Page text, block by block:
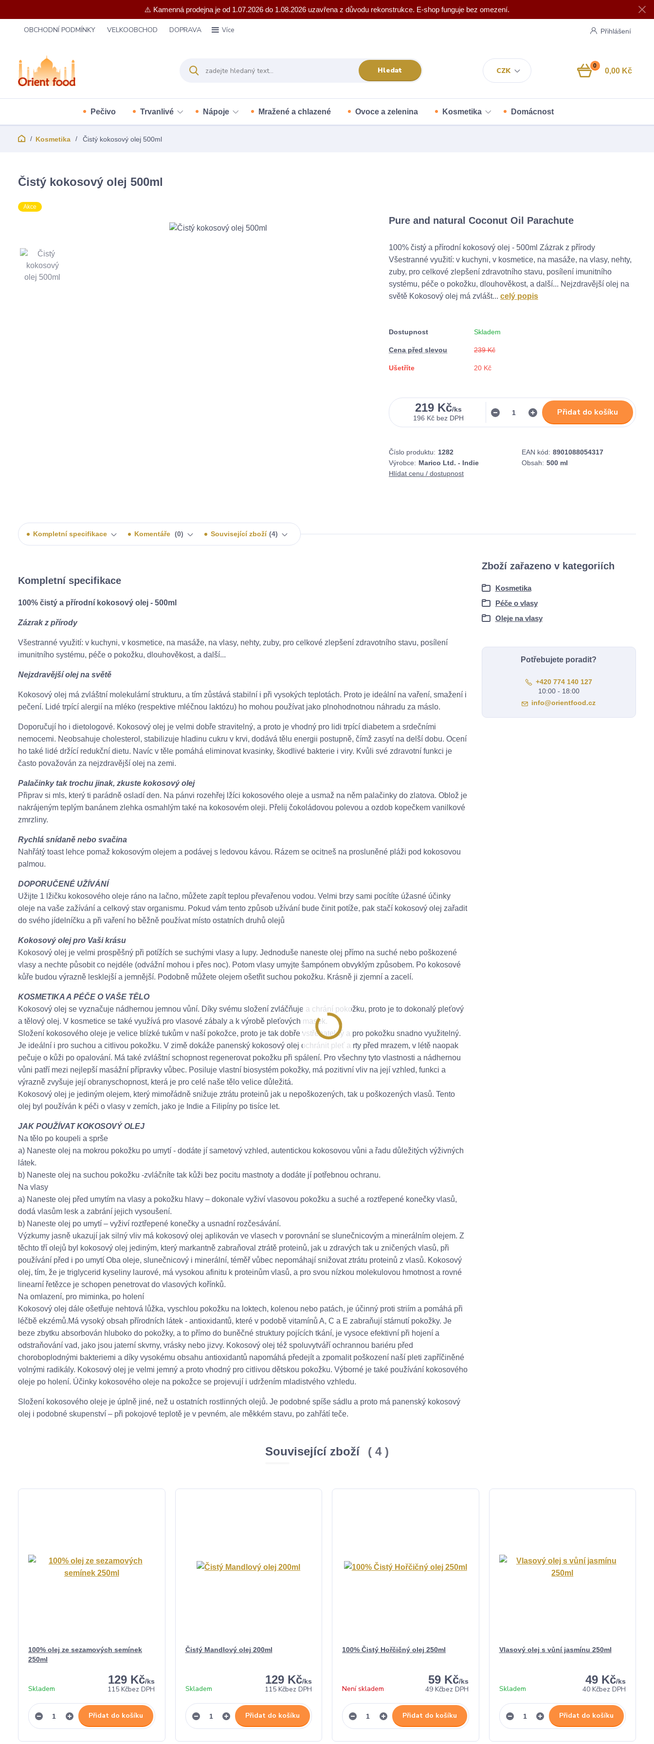
⚠️ Kamenná prodejna je od 1.07.2026 do 1.08.2026 uzavřena z důvodu rekonstrukce. E-shop funguje bez omezení.
OBCHODNÍ PODMÍNKY VELKOOBCHOD DOPRAVA Více
CZK
Přihlášení
Hledat 0
0,00 Kč
Pečivo Trvanlivé Nápoje Mražené a chlazené Ovoce a zelenina Kosmetika Domácnost
Kosmetika Čistý kokosový olej 500ml
Čistý kokosový olej 500ml
Akce
Pure and natural Coconut Oil Parachute
100% čistý a přírodní kokosový olej - 500ml Zázrak z přírody
Všestranné využití: v kuchyni, v kosmetice, na masáže, na vlasy, nehty,
zuby, pro celkové zlepšení zdravotního stavu, posílení imunitního
systému, péče o pokožku, dlouhověkost, a další... Nejzdravější olej na
světě Kokosový olej má zvlášt... celý popis
Dostupnost Skladem
Cena před slevou 239 Kč
Ušetříte 20 Kč
219 Kč/ks
196 Kč bez DPH
Přidat do košíku
Číslo produktu: 1282 EAN kód: 8901088054317
Výrobce: Marico Ltd. - Indie Obsah: 500 ml
Hlídat cenu / dostupnost
Kompletní specifikace Komentáře 0 Související zboží 4
Kompletní specifikace
100% čistý a přírodní kokosový olej - 500ml
Zázrak z přírody
Všestranné využití: v kuchyni, v kosmetice, na masáže, na vlasy, nehty, zuby, pro celkové zlepšení zdravotního stavu, posílení
imunitního systému, péče o pokožku, dlouhověkost, a další...
Nejzdravější olej na světě
Kokosový olej má zvláštní molekulární strukturu, a tím zůstává stabilní i při vysokých teplotách. Proto je ideální na vaření, smažení i
pečení. Lidé trpící alergií na mléko (respektive mléčnou laktózu) ho mohou používat jako plnohodnotnou náhradu za máslo.
Doporučují ho i dietologové. Kokosový olej je velmi dobře stravitelný, a proto je vhodný pro lidi trpící diabetem a srdečními
nemocemi. Neobsahuje cholesterol, stabilizuje hladinu cukru v krvi, dodává tělu energii postupně, čímž zasytí na delší dobu. Ocení
ho také lidé držící redukční dietu. Navíc v těle pomáhá eliminovat kvasinky, škodlivé bakterie i viry. Kvůli své zdravotní funkci je
často považován za nejzdravější olej na zemi.
Palačinky tak trochu jinak, zkuste kokosový olej
Připrav si mls, který ti parádně osladí den. Na pánvi rozehřej lžíci kokosového oleje a usmaž na něm palačinky do zlatova. Oblož je
nakrájeným teplým banánem zlehka osmahlým také na kokosovém oleji. Přelij čokoládovou polevou a ozdob kopečkem vanilkové
zmrzliny.
Rychlá snídaně nebo svačina
Nahřátý toast lehce pomaž kokosovým olejem a podávej s ledovou kávou. Rázem se ocitneš na prosluněné pláži pod kokosovou
palmou.
DOPORUČENÉ UŽÍVÁNÍ
Užijte 1 lžičku kokosového oleje ráno na lačno, můžete zapít teplou převařenou vodou. Velmi brzy sami pocítíte úžasné účinky
oleje na vaše zažívání a celkový stav organismu. Pokud vám tento způsob užívání bude činit potíže, pak stačí kokosový olej zařadit
do svého jídelníčku a při vaření ho běžně používat místo ostatních druhů olejů
Kokosový olej pro Vaši krásu
Kokosový olej je velmi prospěšný při potížích se suchými vlasy a lupy. Jednoduše naneste olej přímo na suché nebo poškozené
vlasy a nechte působit co nejdéle (odvážní mohou i přes noc). Potom vlasy umyjte šampónem obvyklým způsobem. Po kokosové
kůře budou výrazně lesklejší a jemnější. Podobně můžete olejem ošetřit suchou pokožku. Krásně ji zjemní a zacelí.
KOSMETIKA A PÉČE O VAŠE TĚLO
Kokosový olej se vyznačuje nádhernou jemnou vůní. Díky svému složení zvláčňuje a chrání pokožku, proto je to dokonalý pleťový
a tělový olej. V kosmetice se také využívá pro vlasové zábaly a k výrobě pleťových masek.
Složení kokosového oleje je velice blízké tukům v naší pokožce, proto je tak dobře vstřebatelný a pro pokožku snadno využitelný.
Je ideální i pro suchou a citlivou pokožku. V zimě dokáže panenský kokosový olej ochránit pleť a rty před mrazem, v létě naopak
pečuje o kůži po opalování. Má také zvláštní schopnost regenerovat pokožku při spálení. Pro všechny tyto vlastnosti a nádhernou
vůni patří mezi nejlepší masážní přípravky vůbec. Posiluje vlastní biosystém pokožky, má pozitivní vliv na její vzhled, funkci a
výrazně zvyšuje její obranyschopnost, která je pro celé naše tělo velice důležitá.
Kokosový olej je jediným olejem, který mimořádně snižuje ztrátu proteinů jak u nepoškozených, tak u poškozených vlasů. Tento
olej byl používán k péči o vlasy v zemích, jako je Indie a Filipíny po tisíce let.
JAK POUŽÍVAT KOKOSOVÝ OLEJ
Na tělo po koupeli a sprše
a) Naneste olej na mokrou pokožku po umytí - dodáte jí sametový vzhled, autentickou kokosovou vůni a řadu důležitých výživných
látek.
b) Naneste olej na suchou pokožku -zvláčníte tak kůži bez pocitu mastnoty a dodáte jí potřebnou ochranu.
Na vlasy
a) Naneste olej před umytím na vlasy a pokožku hlavy – dokonale vyživí vlasovou pokožku a suché a roztřepené konečky vlasů,
dodá vlasům lesk a zabrání jejich vysoušení.
b) Naneste olej po umytí – vyživí roztřepené konečky a usnadní rozčesávání.
Výzkumy jasně ukazují jak silný vliv má kokosový olej aplikován ve vlasech v porovnání se slunečnicovým a minerálním olejem. Z
těchto tří olejů byl kokosový olej jediným, který markantně zabraňoval ztrátě proteinů, jak u zdravých tak u zničených vlasů, při
používání před i po umytí Oba oleje, slunečnicový i minerální, téměř vůbec nepomáhají snižovat ztrátu proteinů z vlasů. Kokosový
olej, tím, že je triglycerid kyseliny laurové, má vysokou afinitu k proteinům vlasů, a pro svou nízkou molekulovou hmotnost a rovné
linearní řetězce je schopen penetrovat do vlasových kořínků.
Na omlazení, pro miminka, po holení
Kokosový olej dále ošetřuje nehtová lůžka, vyschlou pokožku na loktech, kolenou nebo patách, je účinný proti striím a pomáhá při
léčbě ekzémů.Má vysoký obsah přírodních látek - antioxidantů, které v podobě vitamínů A, C a E zabraňují stárnutí pokožky. Je
beze zbytku absorbován hluboko do pokožky, a to přímo do buněčné struktury pojících tkání, je vysoce efektivní při hojení a
odstraňování vad, jako jsou jaterní skvrny, vrásky nebo jizvy. Kokosový olej též spoluvytváří ochrannou bariéru před
choroboplodnými bakteriemi a díky vysokému obsahu antioxidantů napomáhá předejít a zpomalit poškození naší pleti zapříčiněné
volnými radikály. Kokosový olej je velmi jemný a proto vhodný pro citlivou dětskou pokožku. Výborné je také používání kokosového
oleje po holení. Účinky kokosového oleje na pokožce se projevují i udržením mladistvého vzhledu.
Složení kokosového oleje je úplně jiné, než u ostatních rostlinných olejů. Je podobné spíše sádlu a proto má panenský kokosový
olej i podobné skupenství – při pokojové teplotě je v pevném, ale měkkém stavu, po zahřátí teče.
Zboží zařazeno v kategoriích
Kosmetika
Péče o vlasy
Oleje na vlasy
Potřebujete poradit?
+420 774 140 127
10:00 - 18:00
info@orientfood.cz
Související zboží 4
100% olej ze sezamových semínek
250ml
129 Kč/ks
115 Kčbez DPH
Skladem
Přidat do košíku
Čistý Mandlový olej 200ml
129 Kč/ks
115 Kčbez DPH
Skladem
Přidat do košíku
100% Čistý Hořčičný olej 250ml
59 Kč/ks
49 Kčbez DPH
Není skladem
Přidat do košíku
Vlasový olej s vůní jasmínu 250ml
49 Kč/ks
40 Kčbez DPH
Skladem
Přidat do košíku